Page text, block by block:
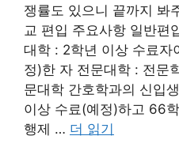
쟁률도 있으니 끝까지 봐
교 편입 주요사항 일반편
대학 : 2학년 이상 수료자
정)한 자 전문대학 : 전문
문대학 간호학과의 신입
이상 수료(예정)하고 66
행제 … 더 읽기